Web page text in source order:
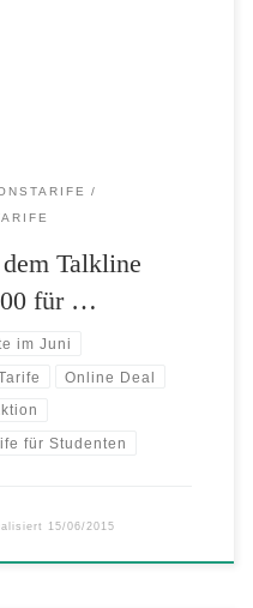
Talkline
für …
im Juni
Online Deal
für Studenten
15/06/2015